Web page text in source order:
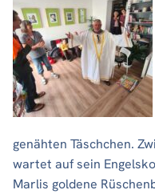
genähten Täschchen.
wartet auf sein
Marlis goldene